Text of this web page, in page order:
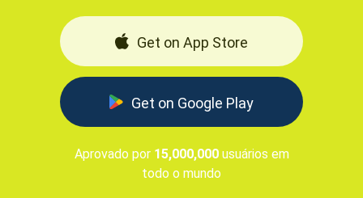
Get on App Store
Get on Google Play
Aprovado por 15,000,000usuários em
todo o mundo